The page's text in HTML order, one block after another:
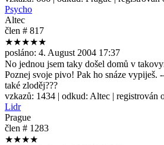
Psycho
Altec
člen # 817
★★★★★
posláno: 4. August 2004 17:37
No jednou jsem taky došel domů v
Poznej svoje pivo! Pak ho snáze
také zloděj???
vzkazů: 1434 | odkud: Altec | registrován
Lidr
Prague
člen # 1283
★★★★